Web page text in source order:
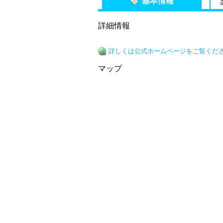
詳細情報
詳しくは公式ホームページをご覧くだ
マップ